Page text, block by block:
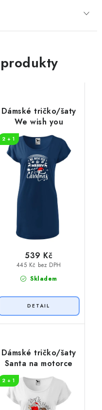
Dámské tričko/šaty
We wish you
2 + 1
Skladem
445 Kč bez DPH
539 Kč
Dámské tričko/šaty
Santa na motorce
2 + 1